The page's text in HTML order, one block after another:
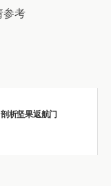
参考
剖析坚果返航门